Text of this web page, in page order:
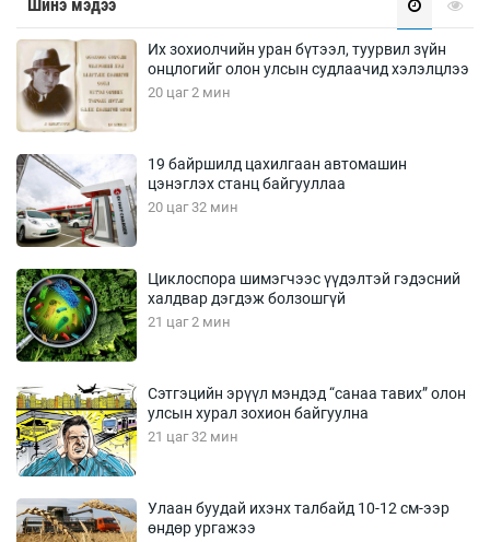
Шинэ мэдээ
Их зохиолчийн уран бүтээл, туурвил зүйн
онцлогийг олон улсын судлаачид хэлэлцлээ
20 цаг 2 мин
19 байршилд цахилгаан автомашин
цэнэглэх станц байгууллаа
20 цаг 32 мин
Циклоспора шимэгчээс үүдэлтэй гэдэсний
халдвар дэгдэж болзошгүй
21 цаг 2 мин
Сэтгэцийн эрүүл мэндэд “санаа тавих” олон
улсын хурал зохион байгуулна
21 цаг 32 мин
Улаан буудай ихэнх талбайд 10-12 см-ээр
өндөр ургажээ